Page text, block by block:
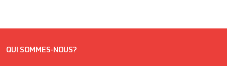
QUI SOMMES-NOUS?